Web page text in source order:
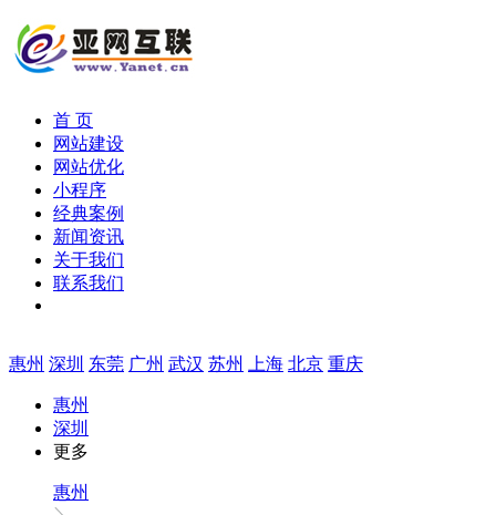
首 页
网站建设
网站优化
小程序
经典案例
新闻资讯
关于我们
联系我们
惠州 深圳 东莞 广州 武汉 苏州 上海 北京 重庆
惠州
深圳
更多
惠州